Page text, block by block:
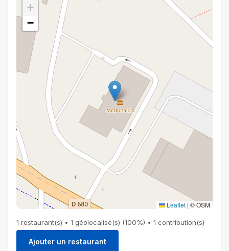
+
−
Leaflet | © OSM
1 restaurant(s) • 1 géolocalisé(s) (100%) • 1 contribution(s)
Ajouter un restaurant